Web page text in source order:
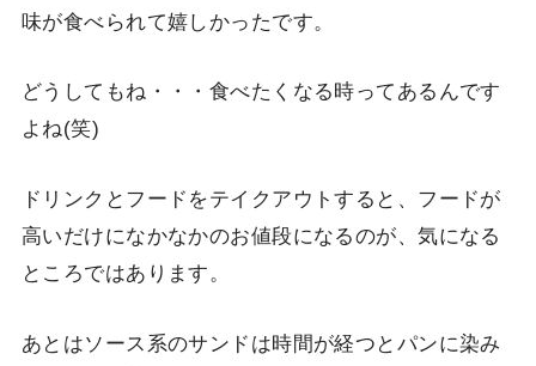
味が食べられて嬉しかったです。
どうしてもね・・・食べたくなる時ってあるんです
よね(笑)
ドリンクとフードをテイクアウトすると、フードが
高いだけになかなかのお値段になるのが、気になる
ところではあります。
あとはソース系のサンドは時間が経つとパンに染み